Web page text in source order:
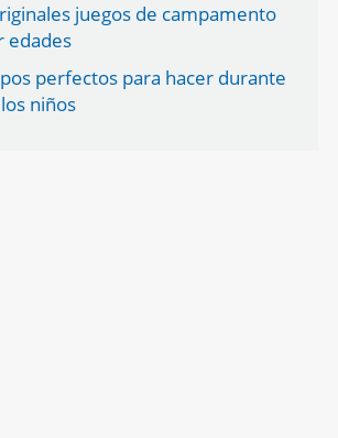
juegos de campamento
edades
perfectos para hacer durante
niños